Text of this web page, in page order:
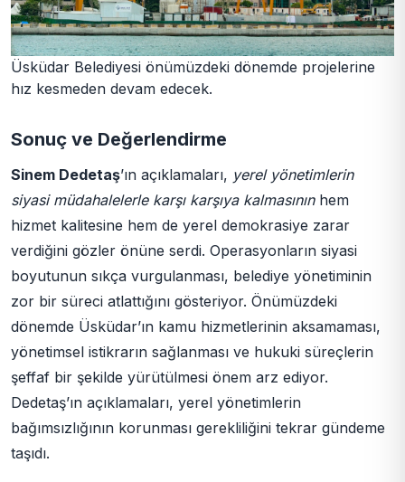
Üsküdar Belediyesi önümüzdeki dönemde projelerine
hız kesmeden devam edecek.
Sonuç ve Değerlendirme
Sinem Dedetaş’ın açıklamaları, yerel yönetimlerin
siyasi müdahalelerle karşı karşıya kalmasınınhem
hizmet kalitesine hem de yerel demokrasiye zarar
verdiğini gözler önüne serdi. Operasyonların siyasi
boyutunun sıkça vurgulanması, belediye yönetiminin
zor bir süreci atlattığını gösteriyor. Önümüzdeki
dönemde Üsküdar’ın kamu hizmetlerinin aksamaması,
yönetimsel istikrarın sağlanması ve hukuki süreçlerin
şeffaf bir şekilde yürütülmesi önem arz ediyor.
Dedetaş’ın açıklamaları, yerel yönetimlerin
bağımsızlığının korunması gerekliliğini tekrar gündeme
taşıdı.